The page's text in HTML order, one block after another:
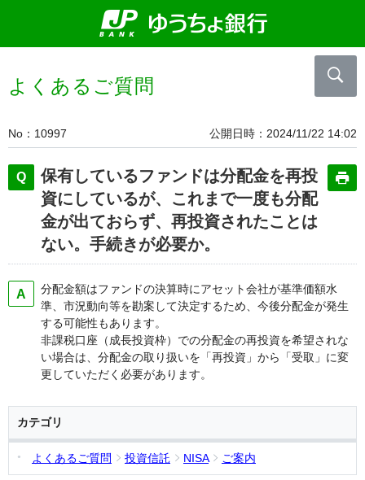
よくあるご質問
No 10997 公開日時 2024/11/22 14:02
保有しているファンドは分配金を再投
資にしているが、これまで一度も分配
金が出ておらず、再投資されたことは
ない。手続きが必要か。
分配金額はファンドの決算時にアセット会社が基準価額水
準、市況動向等を勘案して決定するため、今後分配金が発生
する可能性もあります。
非課税口座（成⾧投資枠）での分配金の再投資を希望されな
い場合は、分配金の取り扱いを「再投資」から「受取」に変
更していただく必要があります。
カテゴリ
よくあるご質問 投資信託 NISA ご案内